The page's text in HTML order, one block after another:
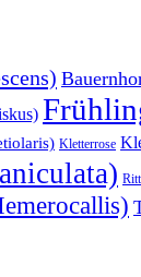
Kletterrose